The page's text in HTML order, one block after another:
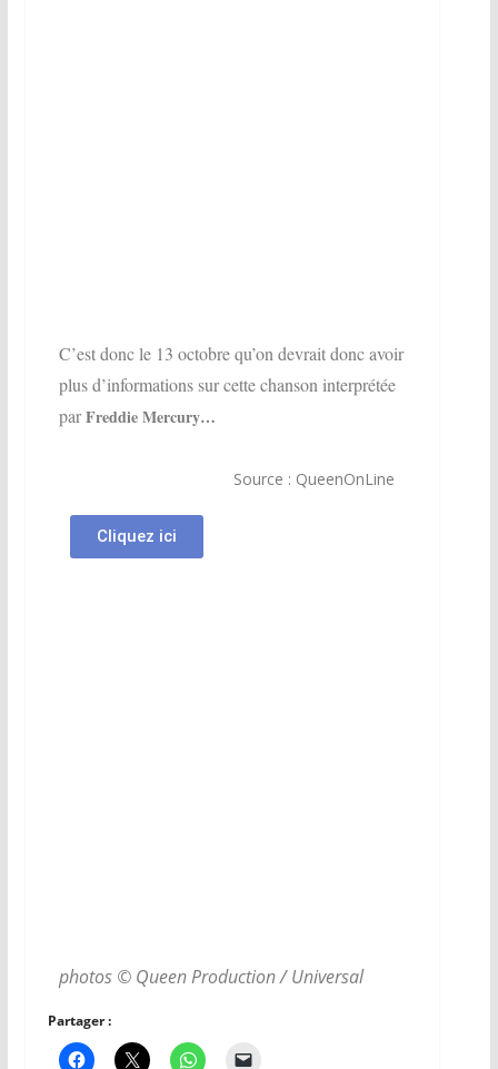
C’est donc le 13 octobre qu’on devrait donc avoir
plus d’informations sur cette chanson interprétée
par Freddie Mercury…
Source : QueenOnLine
Cliquez ici
photos © Queen Production / Universal
Partager :